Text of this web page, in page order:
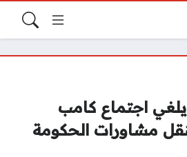
اجتماع كامب
مشاورات الحكومة